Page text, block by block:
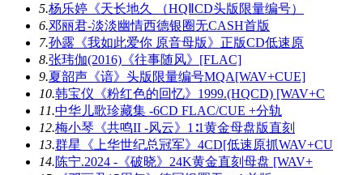
5.杨乐婷《天长地久 （HQⅡCD头版限量编号）
6.邓丽君-淡淡幽情西德银圈无CASH首版
7.孙露《我如此爱你 原音母版》正版CD低速原
8.张玮伽(2016)《往事随风》[FLAC]
9.夏韶声《谙》头版限量编号MQA[WAV+CUE]
10.韩宝仪《粉红色的回忆》1999.(HQCD) [WAV+C
11.中华儿歌珍藏集 -6CD FLAC/CUE +分轨
12.梅小琴《共鸣II -风云》1∶1黄金母盘版直刻
13.群星《上华世纪总冠军》4CD[低速原抓WAV+CU
14.陈宁.2024 -《破晓》24K黄金直刻母盘 [WAV+